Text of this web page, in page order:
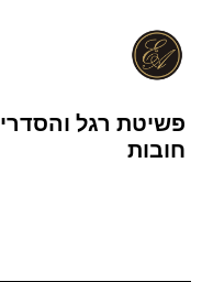
לתוכן
פשיטת רגל והסדרי
חובות